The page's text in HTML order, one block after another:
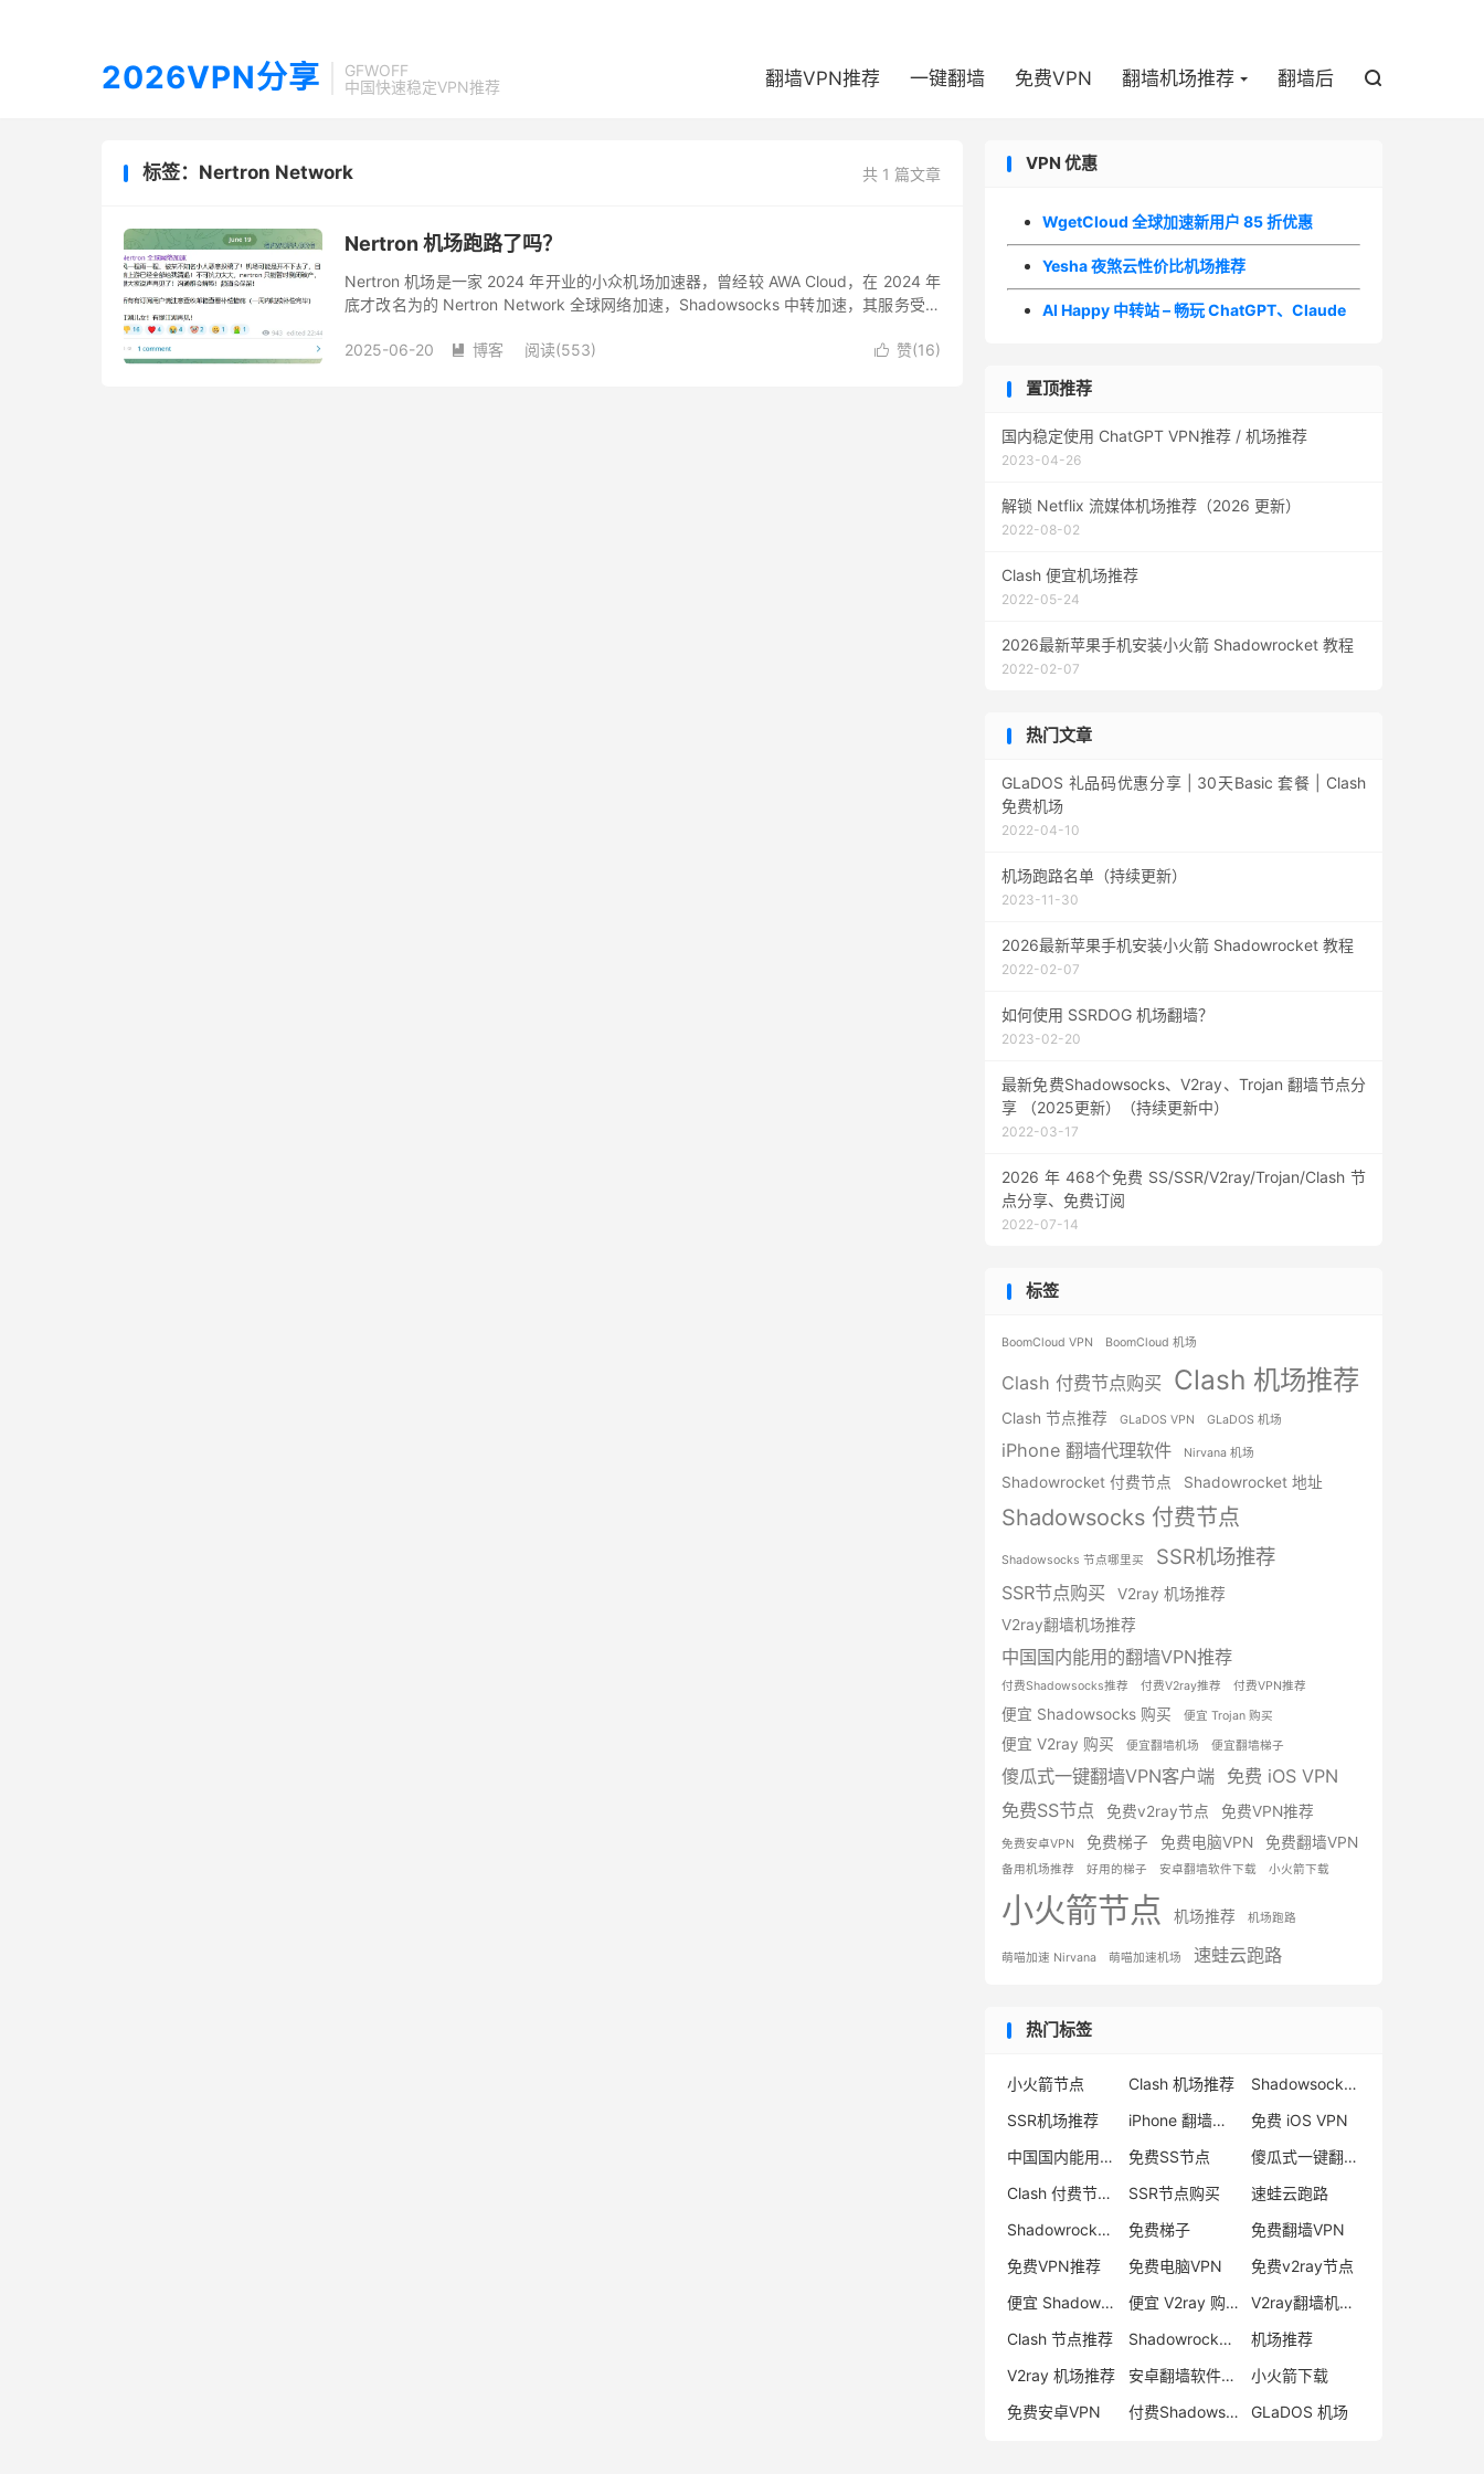
2026VPN分享
GFWOFF
中国快速稳定VPN推荐
翻墙VPN推荐 一键翻墙 免费VPN 翻墙机场推荐 翻墙后 
共 1 篇文章
标签：Nertron Network
Nertron 机场跑路了吗？
Nertron 机场是一家 2024 年开业的小众机场加速器，曾经较 AWA Cloud，在 2024 年
底才改名为的 Nertron Network 全球网络加速，Shadowsocks 中转加速，其服务受影
 赞(16)
2025-06-20  博客 阅读(553)
VPN 优惠
WgetCloud 全球加速新用户 85 折优惠
Yesha 夜煞云性价比机场推荐
AI Happy 中转站 – 畅玩 ChatGPT、Claude
置顶推荐
国内稳定使用 ChatGPT VPN推荐 / 机场推荐
2023-04-26
解锁 Netflix 流媒体机场推荐（2026 更新）
2022-08-02
Clash 便宜机场推荐
2022-05-24
2026最新苹果手机安装小火箭 Shadowrocket 教程
2022-02-07
热门文章
GLaDOS 礼品码优惠分享 | 30天Basic 套餐 | Clash
免费机场
2022-04-10
机场跑路名单（持续更新）
2023-11-30
2026最新苹果手机安装小火箭 Shadowrocket 教程
2022-02-07
如何使用 SSRDOG 机场翻墙？
2023-02-20
最新免费Shadowsocks、V2ray、Trojan 翻墙节点分
享 （2025更新）（持续更新中）
2022-03-17
2026 年 468个免费 SS/SSR/V2ray/Trojan/Clash 节
点分享、免费订阅
2022-07-14
标签
BoomCloud VPN BoomCloud 机场
Clash 付费节点购买 Clash 机场推荐
Clash 节点推荐 GLaDOS VPN GLaDOS 机场
iPhone 翻墙代理软件 Nirvana 机场
Shadowrocket 付费节点 Shadowrocket 地址
Shadowsocks 付费节点
Shadowsocks 节点哪里买 SSR机场推荐
SSR节点购买
V2ray 机场推荐
V2ray翻墙机场推荐
中国国内能用的翻墙VPN推荐
付费Shadowsocks推荐 付费V2ray推荐 付费VPN推荐
便宜 Shadowsocks 购买 便宜 Trojan 购买
便宜 V2ray 购买 便宜翻墙机场 便宜翻墙梯子
傻瓜式一键翻墙VPN客户端 免费 iOS VPN
免费SS节点
免费v2ray节点 免费VPN推荐
免费安卓VPN 免费梯子 免费电脑VPN 免费翻墙VPN
备用机场推荐 好用的梯子 安卓翻墙软件下载 小火箭下载
小火箭节点 机场推荐 机场跑路
萌喵加速 Nirvana 萌喵加速机场 速蛙云跑路
热门标签
小火箭节点 Clash 机场推荐
Shadowsocks 付费节点
SSR机场推荐
iPhone 翻墙代理软件
免费 iOS VPN
中国国内能用的翻墙VPN推荐
免费SS节点
傻瓜式一键翻墙VPN客户端
Clash 付费节点购买
SSR节点购买
速蛙云跑路
Shadowrocket 地址
免费梯子
免费翻墙VPN
免费VPN推荐
免费电脑VPN
免费v2ray节点
便宜 Shadowsocks 购买
便宜 V2ray 购买
V2ray翻墙机场推荐
Clash 节点推荐
Shadowrocket 付费节点
机场推荐
V2ray 机场推荐
安卓翻墙软件下载
小火箭下载
免费安卓VPN
付费Shadowsocks推荐 GLaDOS 机场